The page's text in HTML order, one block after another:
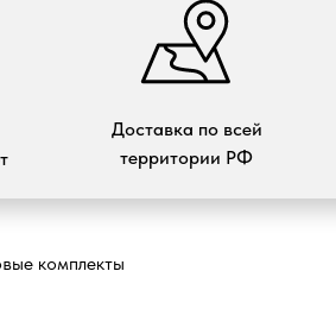
Доставка по всей
территории РФ
комплекты